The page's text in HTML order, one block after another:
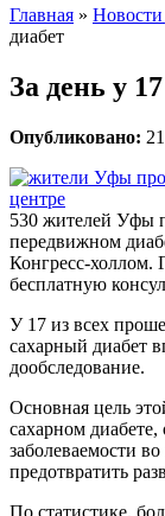
Главная » Новости
диабет
За день у
Опубликовано:
530 жителей Уфы
передвижном
Конгресс-холлом.
бесплатную
У 17 из всех
сахарный диабет
дообследование.
Основная цель
сахарном
заболеваемости
предотвратить
По статистике,